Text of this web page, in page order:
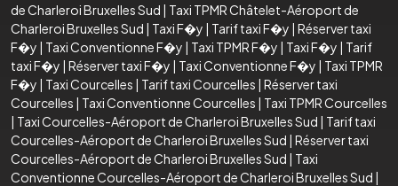
de Charleroi Bruxelles Sud | Taxi TPMR Châtelet-Aéroport de
Charleroi Bruxelles Sud | Taxi F�y | Tarif taxi F�y | Réserver taxi
F�y | Taxi Conventionne F�y | Taxi TPMR F�y | Taxi F�y | Tarif
taxi F�y | Réserver taxi F�y | Taxi Conventionne F�y | Taxi TPMR
F�y | Taxi Courcelles | Tarif taxi Courcelles | Réserver taxi
Courcelles | Taxi Conventionne Courcelles | Taxi TPMR Courcelles
| Taxi Courcelles-Aéroport de Charleroi Bruxelles Sud | Tarif taxi
Courcelles-Aéroport de Charleroi Bruxelles Sud | Réserver taxi
Courcelles-Aéroport de Charleroi Bruxelles Sud | Taxi
Conventionne Courcelles-Aéroport de Charleroi Bruxelles Sud |